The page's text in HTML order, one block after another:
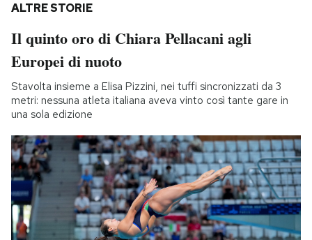
ALTRE STORIE
Il quinto oro di Chiara Pellacani agli
Europei di nuoto
Stavolta insieme a Elisa Pizzini, nei tuffi sincronizzati da 3
metri: nessuna atleta italiana aveva vinto così tante gare in
una sola edizione